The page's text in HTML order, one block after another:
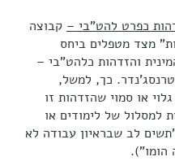
כפרט להט"בי – קבוצה
מצד מטפלים ביחס
והזדהות כלהט"בי –
כך, למשל,
או סמוי שהזדהות זו
למסלול של לימודים או
לב שבראיון עבודה לא
הומו").